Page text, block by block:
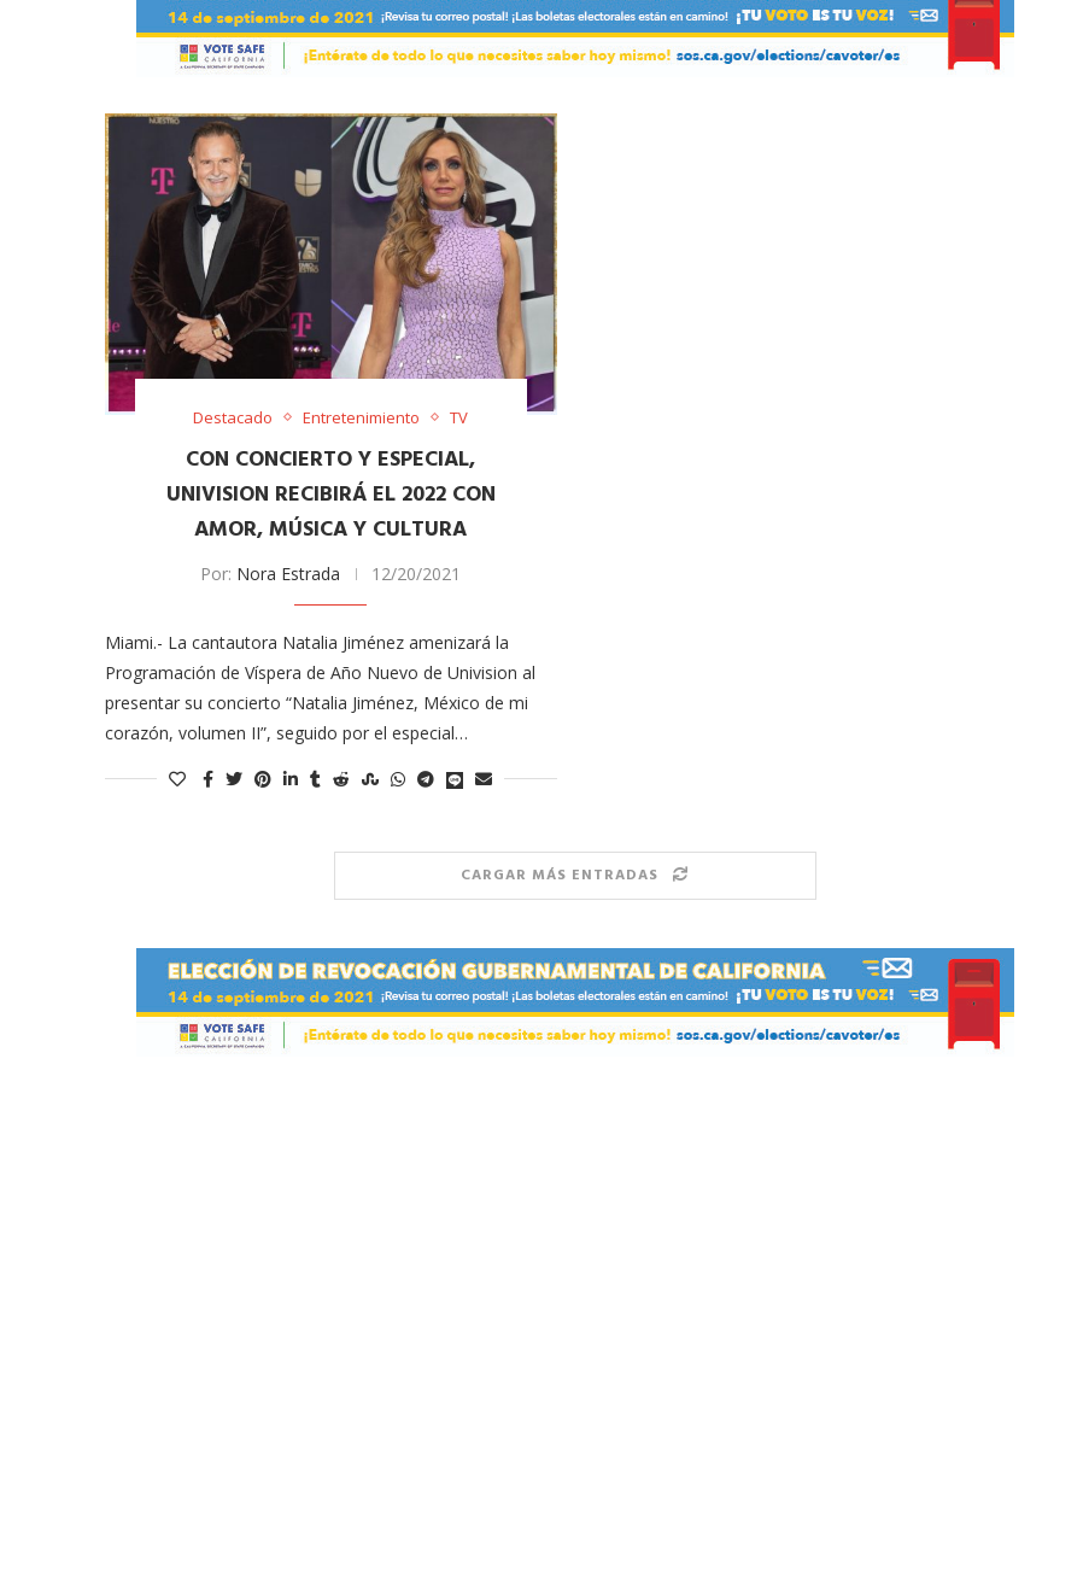
Destacado Entretenimiento TV
CON CONCIERTO Y ESPECIAL,
UNIVISION RECIBIRÁ EL 2022 CON
AMOR, MÚSICA Y CULTURA
Por: Nora Estrada 12/20/2021
Miami.- La cantautora Natalia Jiménez amenizará la
Programación de Víspera de Año Nuevo de Univision al
presentar su concierto “Natalia Jiménez, México de mi
corazón, volumen II”, seguido por el especial…
CARGAR MÁS ENTRADAS